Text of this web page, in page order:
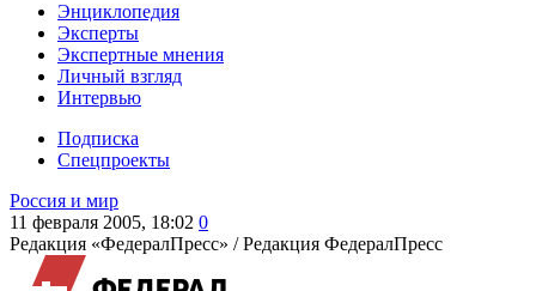
Энциклопедия
Эксперты
Экспертные мнения
Личный взгляд
Интервью
Подписка
Спецпроекты
Россия и мир
11 февраля 2005, 18:02 0
Редакция «ФедералПресс» /Редакция ФедералПресс